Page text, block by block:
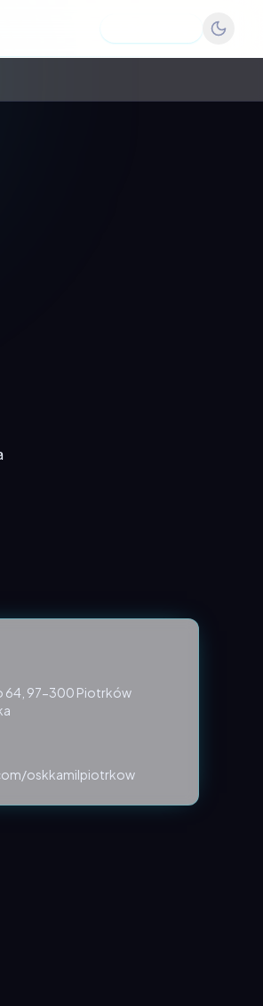
64, 97-300 Piotrków
oskkamilpiotrkow